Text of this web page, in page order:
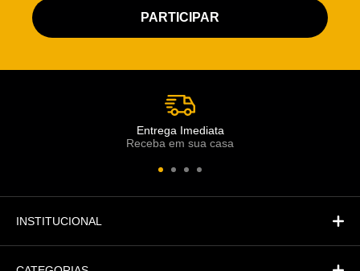
Entrega Imediata
Receba em sua casa
INSTITUCIONAL
Atendimento Rei de Casa